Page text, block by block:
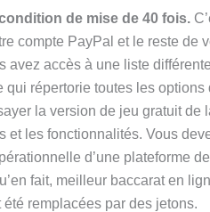
de mise de 40 fois.
compte PayPal et le reste de
avez accès à une liste
répertorie toutes les options
la version de jeu gratuit de
et les fonctionnalités. Vous
d’une plateforme
fait, meilleur baccarat en
remplacées par des jetons.